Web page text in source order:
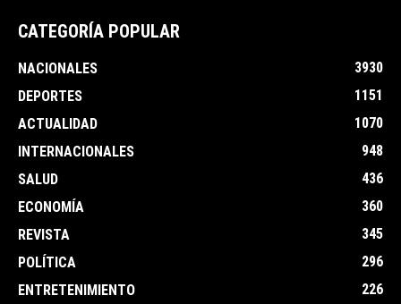
CATEGORÍA POPULAR
NACIONALES
3930
DEPORTES
1151
ACTUALIDAD
1070
INTERNACIONALES
948
SALUD
436
ECONOMÍA
360
REVISTA
345
POLÍTICA
296
ENTRETENIMIENTO
226